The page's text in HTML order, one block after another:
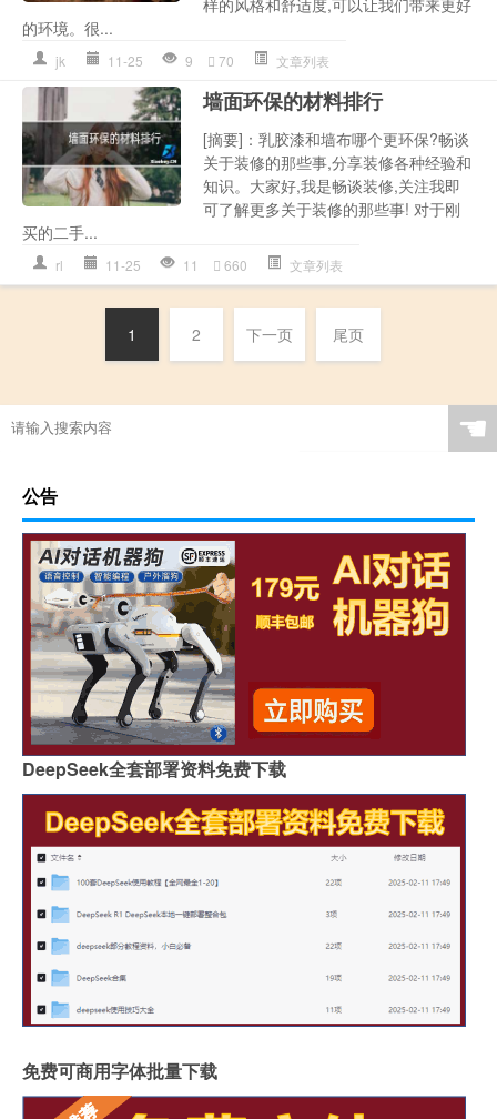
样的风格和舒适度,可以让我们带来更好
的环境。很...
jk 11-25 9 70 文章列表
墙面环保的材料排行
[摘要]：乳胶漆和墙布哪个更环保?畅谈
关于装修的那些事,分享装修各种经验和
知识。大家好,我是畅谈装修,关注我即
可了解更多关于装修的那些事! 对于刚
买的二手...
rl 11-25 11 660 文章列表
1 2 下一页 尾页
☚
公告
DeepSeek全套部署资料免费下载
免费可商用字体批量下载